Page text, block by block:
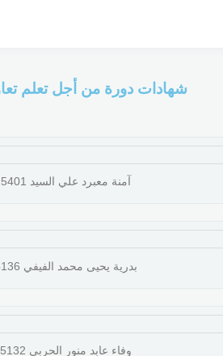
شهادات دورة من أجل تعلم
آمنة معبرد علي السيد 5401
بدرية يحيى محمد الفيفي 5136
وفاء عابد منور الحربي 5132